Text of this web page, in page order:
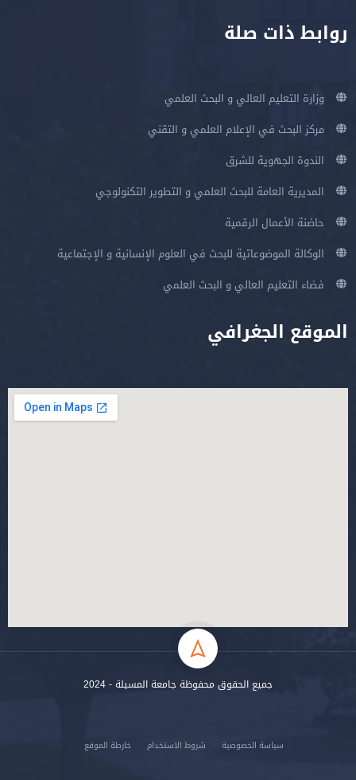
روابط ذات صلة
وزارة التعليم العالي و البحث العلمي
مركز البحث في الإعلام العلمي و التقني
الندوة الجهوية للشرق
المديرية العامة للبحث العلمي و التطوير التكنولوجي
حاضنة الأعمال الرقمية
الوكالة الموضوعاتية للبحث في العلوم الإنسانية و الإجتماعية
فضاء التعليم العالي و البحث العلمي
الموقع الجغرافي
جميع الحقوق محفوظة جامعة المسيلة - 2024
سياسة الخصوصية شروط الاستخدام خارطة الموقع